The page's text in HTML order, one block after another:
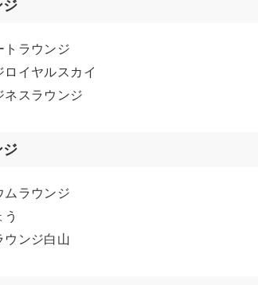
ジ
トラウンジ
ロイヤルスカイ
ネスラウンジ
ジ
ムラウンジ
ウンジ白山